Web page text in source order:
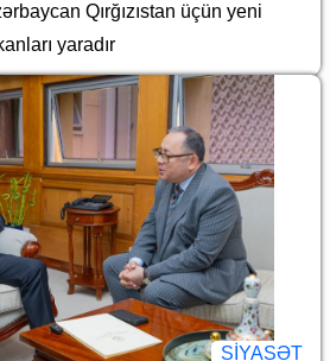
Qırğızıstan üçün yeni
yaradır
SİYASƏT